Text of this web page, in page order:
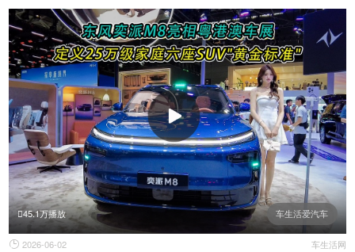
车生活爱汽车
45.1万播放
 2026-06-02 车生活网